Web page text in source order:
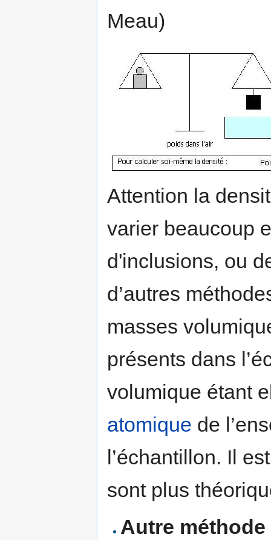
Meau)
Attention la
varier beaucoup
d'inclusions, ou
d’autres
masses
présents dans
volumique étant
atomique de
l’échantillon. Il
sont plus
Autre